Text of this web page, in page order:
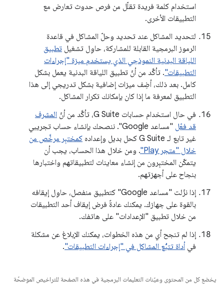
استخدام كلمة فريدة تقلّل من فرص حدوث تعارض مع
التطبيقات الأخرى.
لتحديد المشاكل عند تحديد وحلّ المشاكل في قاعدة
الرموز البرمجية القابلة للمشاركة، حاوِل تشغيل تطبيق
اللياقة البدنية النموذجي الذي يستخدم ميزة "إجراءات
التطبيقات". تأكَّد من أنّ تطبيق اللياقة البدنية يعمل بشكل
كامل. بعد ذلك، أضِف ميزات إضافية بشكل تدريجي إلى هذا
التطبيق لمعرفة ما إذا كان بإمكانك تكرار المشاكل.
في حال استخدام حسابات G Suite، تأكَّد من أنّ
المشرف
قد فعّل
"مساعد Google". ننصحك بإنشاء حساب تجريبي
غير تابع لـ G Suite كحل بديل وإعداده
كمختبِر مرخَّص من
خلال "متجر Play"
. ومن خلال هذا الحساب، يجب أن
يتمكّن المختبِرون من إنشاء معاينات لتطبيقاتهم واختبارها
بنجاح على أجهزتهم.
إذا نزّلت "مساعد Google" كتطبيق منفصل، حاوِل إيقافه
بالقوة على جهازك. يمكنك عادةً فرض إيقاف أحد التطبيقات
من خلال تطبيق "الإعدادات" على هاتفك.
إذا لم تنجح أي من هذه الخطوات، يمكنك الإبلاغ عن مشكلة
في أداة تتبُّع المشاكل في "إجراءات التطبيقات".
يخضع كل من المحتوى وعيّنات التعليمات البرمجية في هذه الصفحة للتراخيص الموضحّة